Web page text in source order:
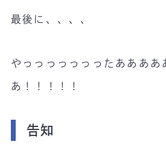
最後に、、、、
やっっっっっっったああああ
あ！！！！！
告知